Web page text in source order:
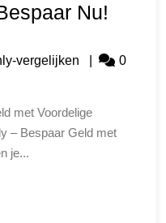
Nu!
vergelijken
0
– Bespaar Geld met
je...